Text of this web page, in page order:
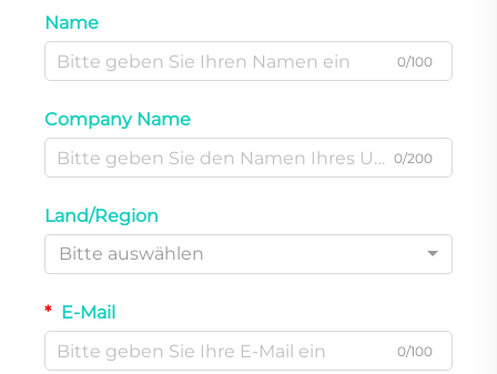
Name
0/100
Company Name
0/200
Land/Region
Bitte auswählen
E-Mail
0/100